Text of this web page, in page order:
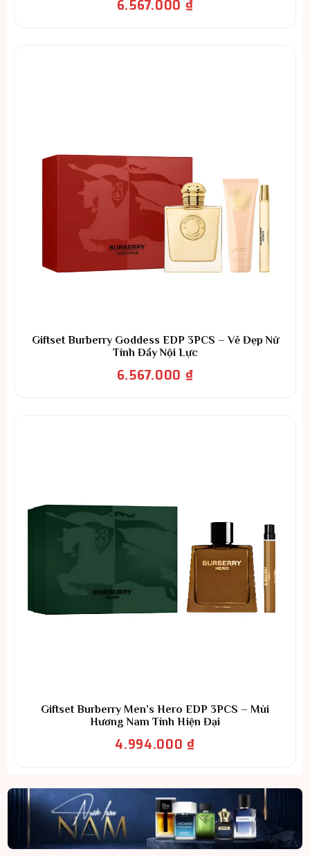
6.567.000 ₫
Giftset Burberry Goddess EDP 3PCS – Vẻ Đẹp Nữ
Tính Đầy Nội Lực
6.567.000 ₫
Giftset Burberry Men’s Hero EDP 3PCS – Mùi
Hương Nam Tính Hiện Đại
4.994.000₫